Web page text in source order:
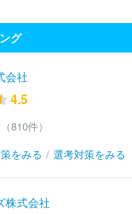
グ
会社
4.5
（810件）
をみる / 選考対策をみる
株式会社